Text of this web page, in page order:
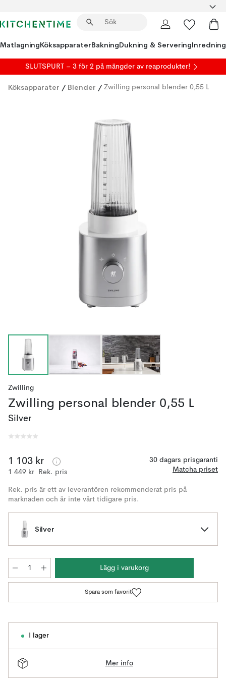
MatlagningKöksapparaterBakningDukning & ServeringInredning
SLUTSPURT – 3 för 2 på mängder av reaprodukter!
Köksapparater / Blender / Zwilling personal blender 0,55 L
Zwilling
Zwilling personal blender 0,55 L
Silver
1 103 kr
1 449 kr Rek. pris
30 dagars prisgaranti
Matcha priset
Rek. pris är ett av leverantören rekommenderat pris på
marknaden och är inte vårt tidigare pris.
Silver
Lägg i varukorg
Spara som favorit
I lager
Mer info